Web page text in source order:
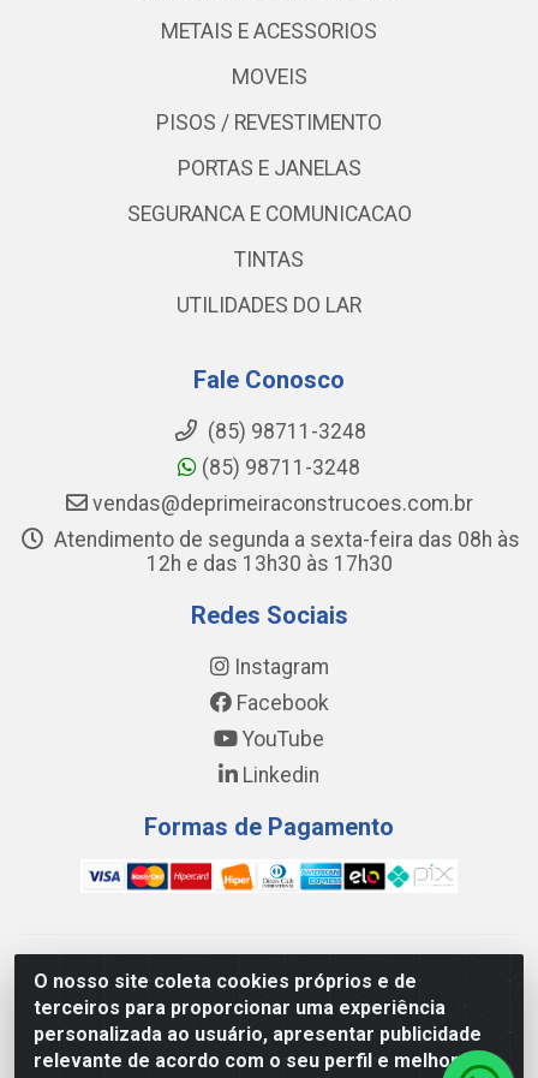
O nosso site coleta cookies próprios e de
terceiros para proporcionar uma experiência
personalizada ao usuário, apresentar publicidade
relevante de acordo com o seu perfil e melhorar a
METAIS E ACESSORIOS
MOVEIS
PISOS / REVESTIMENTO
PORTAS E JANELAS
SEGURANCA E COMUNICACAO
TINTAS
UTILIDADES DO LAR
Fale Conosco
(85) 98711-3248
(85) 98711-3248
vendas@deprimeiraconstrucoes.com.br
Atendimento de segunda a sexta-feira das 08h às
12h e das 13h30 às 17h30
Redes Sociais
Instagram
Facebook
YouTube
Linkedin
Formas de Pagamento
WING DISTRIBUIDORA COMÉRCIO E LOGÍSTICA DE MATERIAL
DE CONSTRUÇÕES LTDA - AV. DA INTEGRAÇÃO, 790 -
PATRÍCIA GOMES, CAUCAIA/CE - CEP 61.604-505 - CNPJ
17.523.384/0001-20